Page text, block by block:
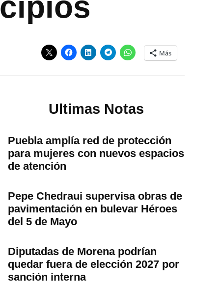
Más
Ultimas Notas
Puebla amplía red de protección
para mujeres con nuevos espacios
de atención
Pepe Chedraui supervisa obras de
pavimentación en bulevar Héroes
del 5 de Mayo
Diputadas de Morena podrían
quedar fuera de elección 2027 por
sanción interna